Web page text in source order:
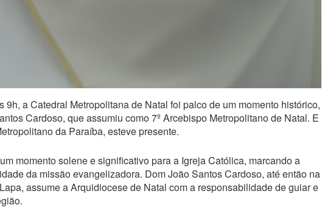
9h, a Catedral Metropolitana de Natal foi palco de um momento histórico,
Cardoso, que assumiu como 7º Arcebispo Metropolitano de Natal. E
da Paraíba, esteve presente.
momento solene e significativo para a Igreja Católica, marcando a
da missão evangelizadora. Dom João Santos Cardoso, até então na
assume a Arquidiocese de Natal com a responsabilidade de guiar e